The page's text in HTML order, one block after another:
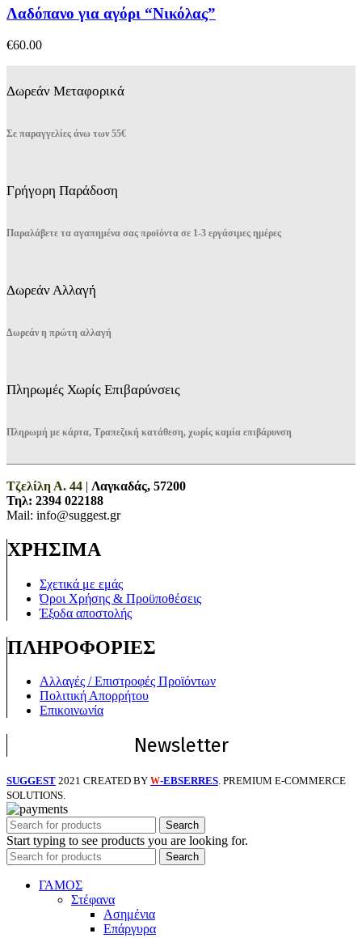
Λαδόπανο για αγόρι “Νικόλας”
€60.00
Δωρεάν Μεταφορικά
Σε παραγγελίες άνω των 55€
Γρήγορη Παράδοση
Παραλάβετε τα αγαπημένα σας προϊόντα σε 1-3 εργάσιμες ημέρες
Δωρεάν Αλλαγή
Δωρεάν η πρώτη αλλαγή
Πληρωμές Χωρίς Επιβαρύνσεις
Πληρωμή με κάρτα, Τραπεζική κατάθεση, χωρίς καμία επιβάρυνση
Τζελίλη Α. 44 | Λαγκαδάς, 57200
Τηλ: 2394 022188
Mail: info@suggest.gr
ΧΡΗΣΙΜΑ
Σχετικά με εμάς
Όροι Χρήσης & Προϋποθέσεις
Έξοδα αποστολής
ΠΛΗΡΟΦΟΡΙΕΣ
Αλλαγές / Επιστροφές Προϊόντων
Πολιτική Απορρήτου
Επικοινωνία
Newsletter
SUGGEST 2021 CREATED BY W-EBSERRES. PREMIUM E-COMMERCE
SOLUTIONS.
Search
Start typing to see products you are looking for.
Search
ΓΑΜΟΣ
Στέφανα
Ασημένια
Επάργυρα